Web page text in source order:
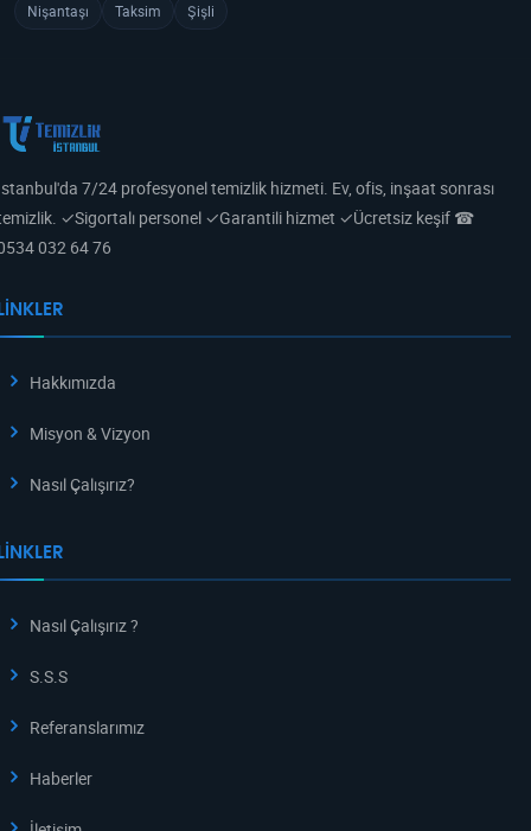
Nişantaşı
Taksim Şişli
7/24 profesyonel temizlik hizmeti. Ev, ofis, inşaat sonrası
✓Sigortalı personel ✓Garantili hizmet ✓Ücretsiz keşif ☎
032 64 76
Hakkımızda
Misyon & Vizyon
Nasıl Çalışırız?
Nasıl Çalışırız ?
S.S.S
Referanslarımız
Haberler